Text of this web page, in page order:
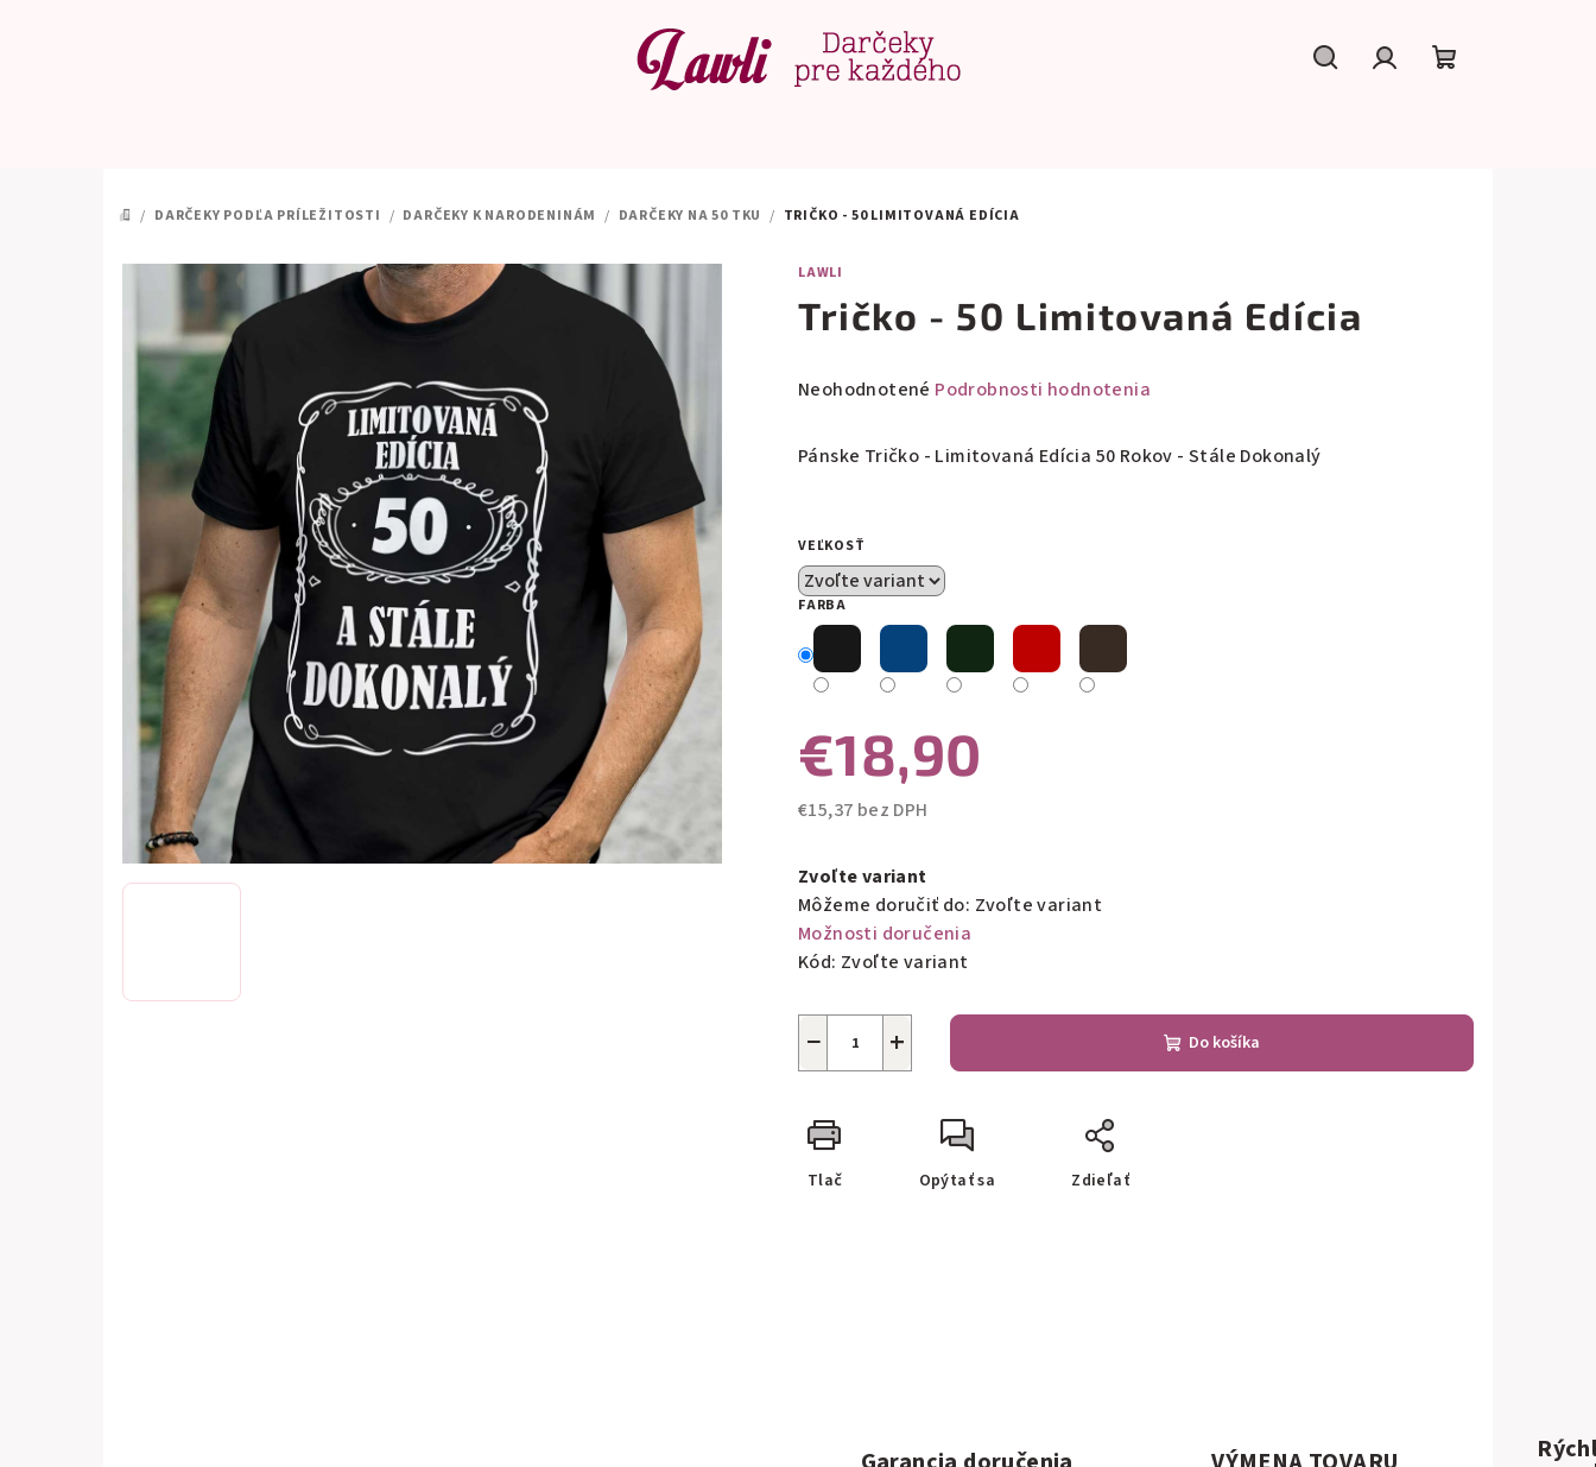
DOMOV
/ DARČEKY PODĽA PRÍLEŽITOSTI / DARČEKY K NARODENINÁM / DARČEKY NA 50 TKU / TRIČKO - 50 LIMITOVANÁ EDÍCIA
LAWLI
Tričko - 50 Limitovaná Edícia
Priemerné
produktu
5
hviezdičiek.
Neohodnotené Podrobnosti hodnotenia
Pánske Tričko - Limitovaná Edícia 50 Rokov - Stále Dokonalý
VEĽKOSŤ
FARBA
€18,90
€15,37 bez DPH
cena:
Zvoľte variant
Môžeme doručiť do: Zvoľte variant
Možnosti doručenia
Kód: Zvoľte variant
+
− Do košíka
Tlač Opýtať sa Zdieľať